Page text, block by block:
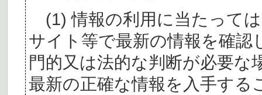
(1) 情報の利用に当たって
サイト等で最新の情報を確認
門的又は法的な判断が必要
最新の正確な情報を入手する